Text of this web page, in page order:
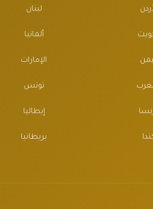
لبنان
ألمانيا
الإمارات
تونس
إيطاليا
بريطانيا